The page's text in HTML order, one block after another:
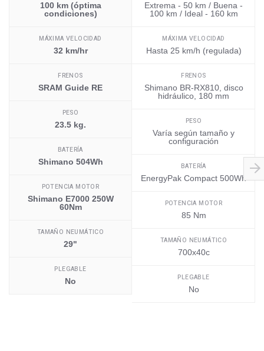
100 km (óptima
condiciones)
MÁXIMA VELOCIDAD
32 km/hr
FRENOS
SRAM Guide RE
PESO
23.5 kg.
BATERÍA
Shimano 504Wh
POTENCIA MOTOR
Shimano E7000 250W
60Nm
TAMAÑO NEUMÁTICO
29"
PLEGABLE
No
Extrema - 50 km / Buena -
100 km / Ideal - 160 km
MÁXIMA VELOCIDAD
Hasta 25 km/h (regulada)
FRENOS
Shimano BR-RX810, disco
hidráulico, 180 mm
PESO
Varía según tamaño y
configuración
BATERÍA
EnergyPak Compact 500Wh
POTENCIA MOTOR
85 Nm
TAMAÑO NEUMÁTICO
700x40c
PLEGABLE
No